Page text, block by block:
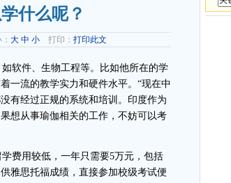
什么呢？
大 中 小 打印： 打印此文
软件、生物工程等。比如他所在的学
一流的教学实力和硬件水平。“现在中
有经过正规的系统和培训。印度作为
想从事瑜伽相关的工作，不妨可以考
费用较低，一年只需要5万元，包括
雅思托福成绩，直接参加校级考试便